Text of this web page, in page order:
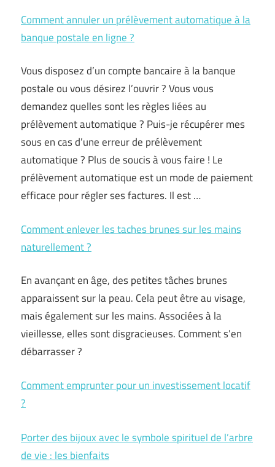
Comment annuler un prélèvement automatique à la
banque postale en ligne ?
Vous disposez d’un compte bancaire à la banque
postale ou vous désirez l’ouvrir ? Vous vous
demandez quelles sont les règles liées au
prélèvement automatique ? Puis-je récupérer mes
sous en cas d’une erreur de prélèvement
automatique ? Plus de soucis à vous faire ! Le
prélèvement automatique est un mode de paiement
efficace pour régler ses factures. Il est …
Comment enlever les taches brunes sur les mains
naturellement ?
En avançant en âge, des petites tâches brunes
apparaissent sur la peau. Cela peut être au visage,
mais également sur les mains. Associées à la
vieillesse, elles sont disgracieuses. Comment s’en
débarrasser ?
Comment emprunter pour un investissement locatif
?
Porter des bijoux avec le symbole spirituel de l’arbre
de vie : les bienfaits